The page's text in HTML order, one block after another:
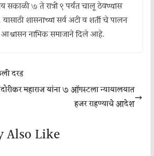
७ ते रात्री ९ पर्यंत चालू ठेवण्यास
यासाठी शासनाच्या सर्व अटी व शर्ती चे पालन
नाभिक समाजाने दिले आहे.
दरड
महाराज यांना ७ ऑगस्टला न्यायालयात
हजर राहण्याचे आदेश
Also Like